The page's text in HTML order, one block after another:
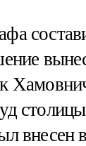
внесен